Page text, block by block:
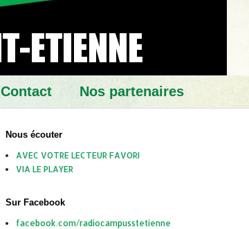
Contact Nos partenaires
Nous écouter
AVEC VOTRE LECTEUR FAVORI
VIA LE PLAYER
Sur Facebook
facebook.com/radiocampusstetienne